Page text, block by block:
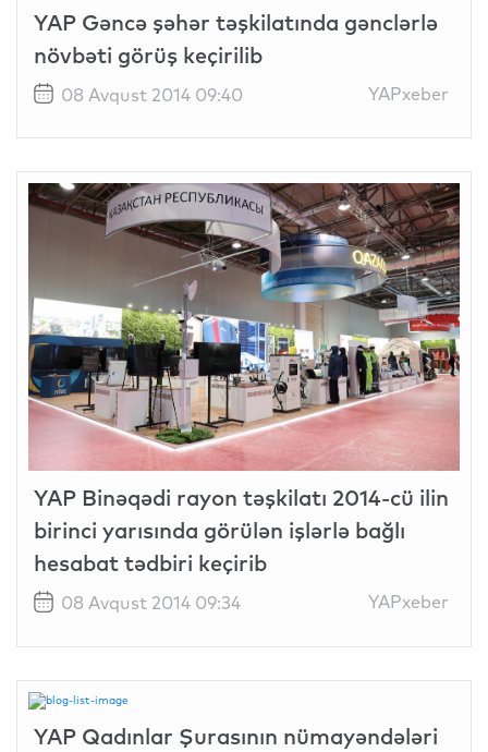
YAP Gəncə şəhər təşkilatında gənclərlə
növbəti görüş keçirilib
08 Avqust 2014 09:40 YAPxeber
YAP Binəqədi rayon təşkilatı 2014-cü ilin
birinci yarısında görülən işlərlə bağlı
hesabat tədbiri keçirib
08 Avqust 2014 09:34 YAPxeber
YAP Qadınlar Şurasının nümayəndələri